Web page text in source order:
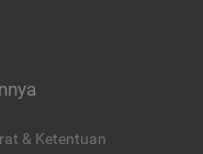
& Ketentuan